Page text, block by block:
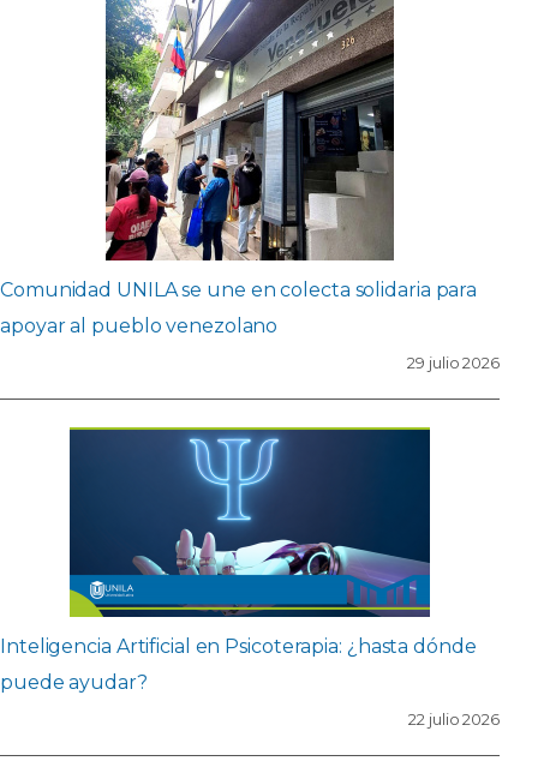
Comunidad UNILA se une en colecta solidaria para
apoyar al pueblo venezolano
29 julio 2026
Inteligencia Artificial en Psicoterapia: ¿hasta dónde
puede ayudar?
22 julio 2026